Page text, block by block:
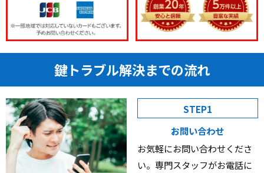
鍵トラブル解決までの流れ
STEP1
お問い合わせ
お気軽にお問い合わせくださ
い。専門スタッフがお電話に